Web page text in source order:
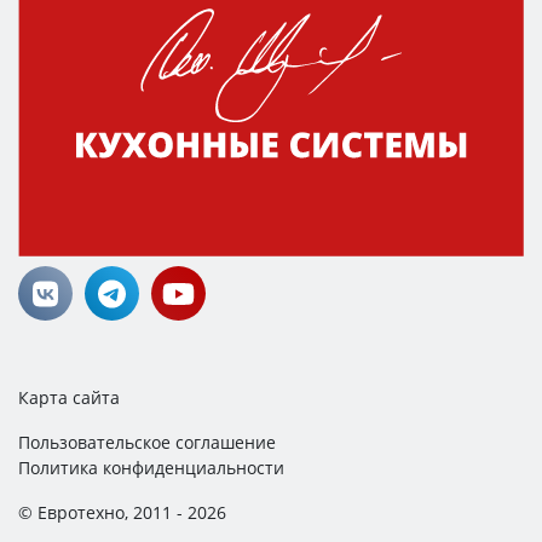
Карта сайта
Пользовательское соглашение
Политика конфиденциальности
© Евротехно, 2011 - 2026